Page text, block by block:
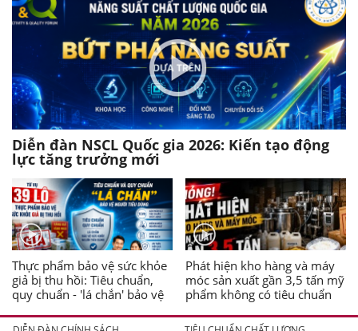
Diễn đàn NSCL Quốc gia 2026: Kiến tạo động
lực tăng trưởng mới
Thực phẩm bảo vệ sức khỏe
giả bị thu hồi: Tiêu chuẩn,
quy chuẩn - 'lá chắn' bảo vệ
Phát hiện kho hàng và máy
móc sản xuất gần 3,5 tấn mỹ
phẩm không có tiêu chuẩn